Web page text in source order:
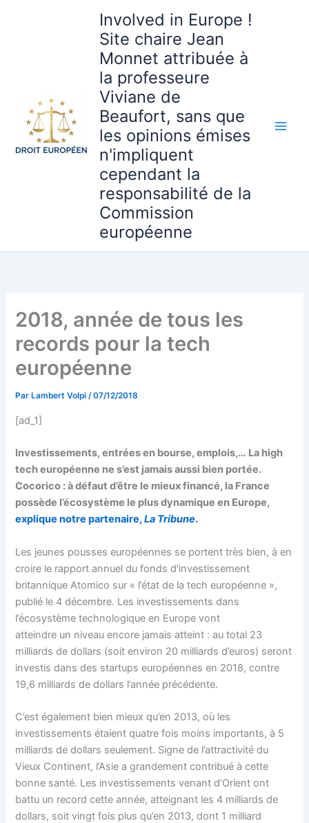
Involved in Europe !
Site chaire Jean
Monnet attribuée à
la professeure
Viviane de
Beaufort, sans que
les opinions émises
n'impliquent
cependant la
responsabilité de la
Commission
européenne
2018, année de tous les
records pour la tech
européenne
Par Lambert Volpi/07/12/2018
[ad_1]
Investissements, entrées en bourse, emplois,… La high
tech européenne ne s’est jamais aussi bien portée.
Cocorico : à défaut d’être le mieux financé, la France
possède l’écosystème le plus dynamique en Europe,
explique notre partenaire,La Tribune.
Les jeunes pousses européennes se portent très bien, à en
croire le rapport annuel du fonds d’investissement
britannique Atomico sur « l’état de la tech européenne »,
publié le 4 décembre. Les investissements dans
l’écosystème technologique en Europe vont
atteindre un niveau encore jamais atteint : au total 23
milliards de dollars (soit environ 20 milliards d’euros) seront
investis dans des startups européennes en 2018, contre
19,6 milliards de dollars l’année précédente.
C’est également bien mieux qu’en 2013, où les
investissements étaient quatre fois moins importants, à 5
milliards de dollars seulement. Signe de l’attractivité du
Vieux Continent, l’Asie a grandement contribué à cette
bonne santé. Les investissements venant d’Orient ont
battu un record cette année, atteignant les 4 milliards de
dollars, soit vingt fois plus qu’en 2013, dont 1 milliard